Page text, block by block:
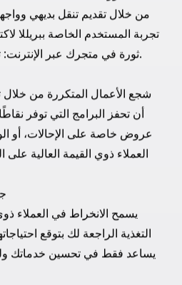
يمكن أن تعزز جهاتك التسويقية
القيمة العالية تجربتهم في
الإلكترونية الشخصية،
الحصرية هؤلاء العملاء
شوبفاي الخاص بك من تحسين التواصل المستهدف.
تجربة التسوق السلسة أمر حاسم
تؤدي خبرة بريللا في تجربة
من خلال تقديم تنقل بديهي
تجربة المستخدم الخاصة